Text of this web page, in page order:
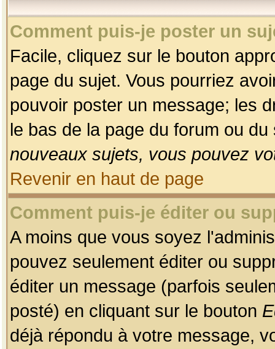
Comment puis-je poster un
Facile, cliquez sur le bouton
page du sujet. Vous pourriez
pouvoir poster un message; les
le bas de la page du forum ou
nouveaux sujets, vous pouvez
Revenir en haut de page
Comment puis-je éditer ou
A moins que vous soyez
pouvez seulement éditer ou
éditer un message (parfois
posté) en cliquant sur le bouton
déjà répondu à votre message,